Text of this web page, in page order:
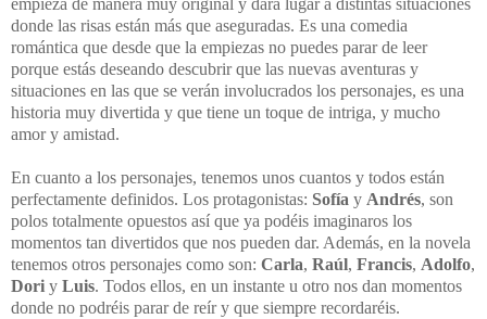
empieza de manera muy original y dará lugar a distintas situaciones
donde las risas están más que aseguradas. Es una comedia
romántica que desde que la empiezas no puedes parar de leer
porque estás deseando descubrir que las nuevas aventuras y
situaciones en las que se verán involucrados los personajes, es una
historia muy divertida y que tiene un toque de intriga, y mucho
amor y amistad.
En cuanto a los personajes, tenemos unos cuantos y todos están
perfectamente definidos. Los protagonistas: Sofía y Andrés, son
polos totalmente opuestos así que ya podéis imaginaros los
momentos tan divertidos que nos pueden dar. Además, en la novela
tenemos otros personajes como son: Carla, Raúl, Francis, Adolfo,
Dori y Luis. Todos ellos, en un instante u otro nos dan momentos
donde no podréis parar de reír y que siempre recordaréis.